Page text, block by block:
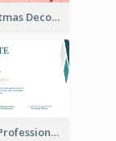
Pink Christmas Decorations Certificate
Cool And Professional Certificate Design For Recommendation